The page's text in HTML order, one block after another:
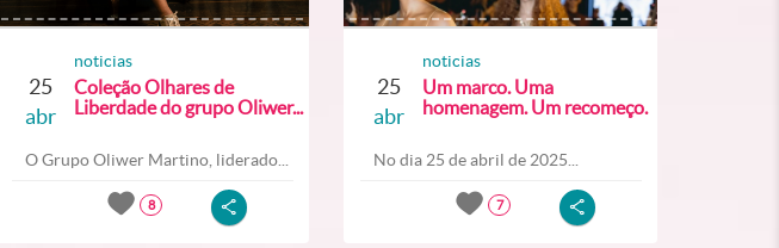
25
abr
noticias
Coleção Olhares de
Liberdade do grupo Oliwer...
O Grupo Oliwer Martino, liderado...
8
25
abr
noticias
Um marco. Uma
homenagem. Um recomeço.
No dia 25 de abril de 2025...
7